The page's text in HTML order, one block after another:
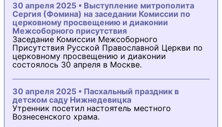
30 апреля 2025 • Выступление митрополита
Сергия (Фомина) на заседании Комиссии по
церковному просвещению и диаконии
Межсоборного присутствия
Заседание Комиссии Межсоборного
Присутствия Русской Православной Церкви по
церковному просвещению и диаконии
состоялось 30 апреля в Москве.
30 апреля 2025 • Пасхальный праздник в
детском саду Нижнедевицка
Утренник посетил настоятель местного
Вознесенского храма.